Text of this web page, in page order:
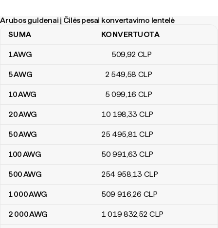
Arubos guldenai į Čilės pesai konvertavimo lentelė
Arubos guldenai į Čilės pesai konvertavimo lentelė
SUMA KONVERTUOTA
1AWG 509,92 CLP
5AWG 2 549,58 CLP
10AWG 5 099,16 CLP
20AWG 10 198,33 CLP
50AWG 25 495,81 CLP
100AWG 50 991,63 CLP
500AWG 254 958,13 CLP
1 000AWG 509 916,26 CLP
2 000AWG 1 019 832,52 CLP